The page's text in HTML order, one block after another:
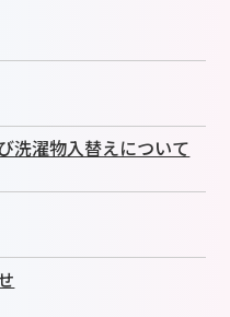
洗濯物入替えについて